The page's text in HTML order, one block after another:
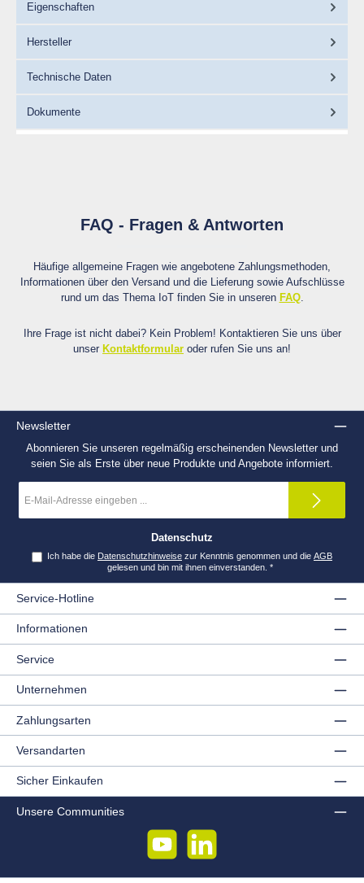
Eigenschaften
Hersteller
Technische Daten
Dokumente
FAQ - Fragen & Antworten
Häufige allgemeine Fragen wie angebotene Zahlungsmethoden,
Informationen über den Versand und die Lieferung sowie Aufschlüsse
rund um das Thema IoT finden Sie in unseren FAQ.
Ihre Frage ist nicht dabei? Kein Problem! Kontaktieren Sie uns über
unser Kontaktformular oder rufen Sie uns an!
Newsletter
Abonnieren Sie unseren regelmäßig erscheinenden Newsletter und
seien Sie als Erste über neue Produkte und Angebote informiert.
Mail-
*
Datenschutz
Ich habe die Datenschutzhinweisezur Kenntnis genommen und die AGB
gelesen und bin mit ihnen einverstanden. *
Service-Hotline
Informationen
Service
Unternehmen
Zahlungsarten
Versandarten
Sicher Einkaufen
Unsere Communities
YouTube